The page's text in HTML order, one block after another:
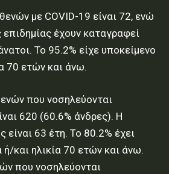
με COVID-19 είναι 72, ενώ
έχουν καταγραφεί
Το 95.2% είχε υποκείμενο
70 ετών και άνω.
που νοσηλεύονται
620 (60.6% άνδρες). Η
είναι 63 έτη. To 80.2% έχει
και ηλικία 70 ετών και άνω.
που νοσηλεύονται